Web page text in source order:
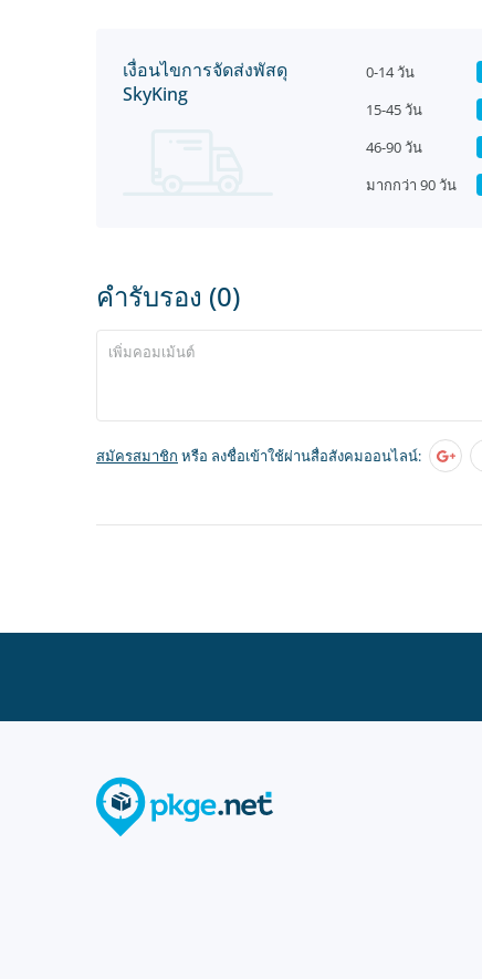
เงื่อนไขการจัดส่งพัสดุ
SkyKing
0-14 วัน
15-45 วัน
46-90 วัน
มากกว่า 90 วัน
คำรับรอง (0)
สมัครสมาชิก หรือ ลงชื่อเข้าใช้ผ่านสื่อสังคมออนไลน์: